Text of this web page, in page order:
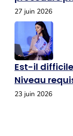
27 juin 2026
Est-il
Niveau
23 juin 2026